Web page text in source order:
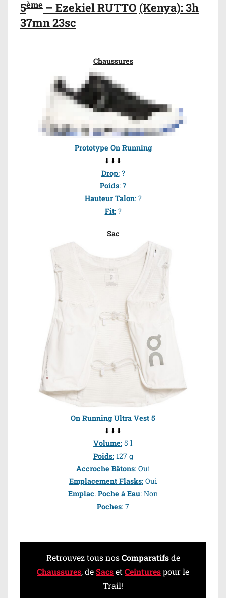
5ème – Ezekiel RUTTO (Kenya): 3h
37mn 23sc
Chaussures
Prototype On Running
⬇⬇⬇
Drop:?
Poids: ?
Hauteur Talon:?
Fit:?
Sac
On Running Ultra Vest 5
⬇⬇⬇
Volume: 5 l
Poids:127 g
Accroche Bâtons:Oui
Emplacement Flasks:Oui
Emplac. Poche à Eau: Non
Poches: 7
Retrouvez tous nosComparatifsde
Chaussures, deSacset Ceinturespour le
Trail!